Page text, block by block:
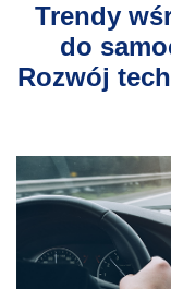
Trendy
do
Rozwój